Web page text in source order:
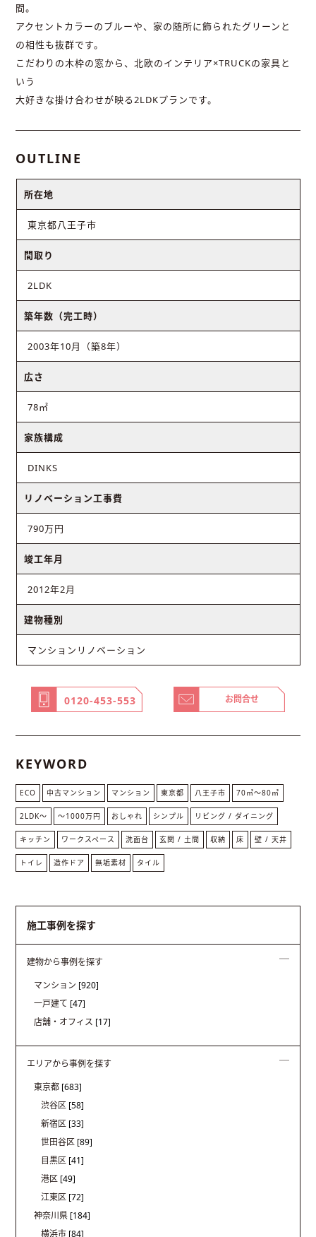
間。
アクセントカラーのブルーや、家の随所に飾られたグリーンと
の相性も抜群です。
こだわりの木枠の窓から、北欧のインテリア×TRUCKの家具と
いう
大好きな掛け合わせが映る2LDKプランです。
OUTLINE
所在地
東京都八王子市
間取り
2LDK
築年数（完工時）
2003年10月（築8年）
広さ
78㎡
家族構成
DINKS
リノベーション工事費
790万円
竣工年月
2012年2月
建物種別
マンションリノベーション
0120-453-553 お問合せ
KEYWORD
ECO 中古マンション マンション 東京都 八王子市 70㎡〜80㎡
2LDK〜 〜1000万円 おしゃれ シンプル リビング / ダイニング
キッチン ワークスペース 洗面台 玄関 / 土間 収納 床 壁 / 天井
トイレ 造作ドア 無垢素材 タイル
施工事例を探す
建物から事例を探す
マンション [920]
一戸建て [47]
店舗・オフィス [17]
エリアから事例を探す
東京都 [683]
渋谷区 [58]
新宿区 [33]
世田谷区 [89]
目黒区 [41]
港区 [49]
江東区 [72]
神奈川県 [184]
横浜市 [84]